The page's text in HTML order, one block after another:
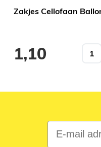
Zakjes Cellofaan
1,10
E-mail